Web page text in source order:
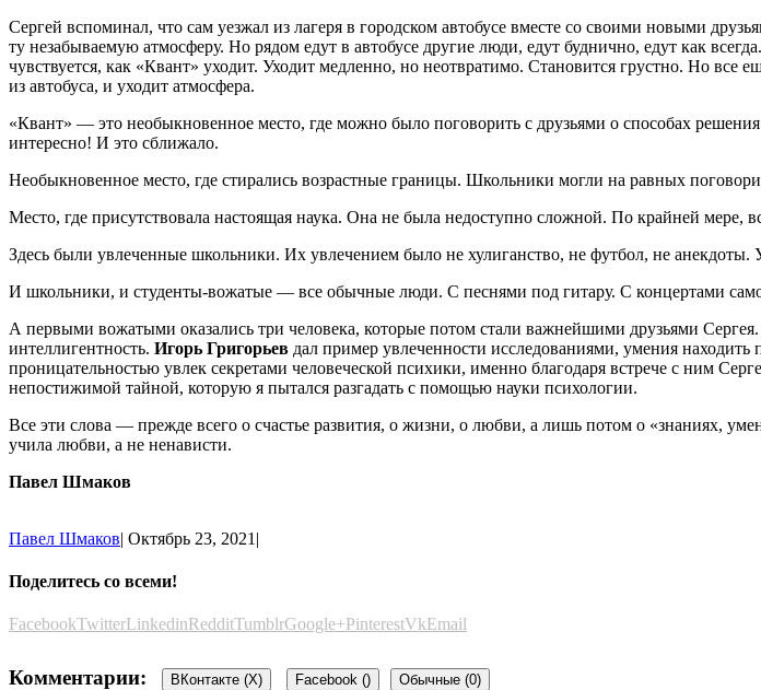
Сергей вспоминал, что сам уезжал из лагеря в городском автобусе вместе со своими новыми
ту незабываемую атмосферу. Но рядом едут в автобусе другие люди, едут буднично, едут как
чувствуется, как «Квант» уходит. Уходит медленно, но неотвратимо. Становится грустно. Но все
из автобуса, и уходит атмосфера.
«Квант» — это необыкновенное место, где можно было поговорить с друзьями о способах
интересно! И это сближало.
Необыкновенное место, где стирались возрастные границы. Школьники могли на равных
Место, где присутствовала настоящая наука. Она не была недоступно сложной. По крайней мере,
Здесь были увлеченные школьники. Их увлечением было не хулиганство, не футбол, не анекдоты.
И школьники, и студенты-вожатые — все обычные люди. С песнями под гитару. С концертами
А первыми вожатыми оказались три человека, которые потом стали важнейшими друзьями Сергея.
интеллигентность. Игорь Григорьев дал пример увлеченности исследованиями, умения находить
проницательностью увлек секретами человеческой психики, именно благодаря встрече с ним
непостижимой тайной, которую я пытался разгадать с помощью науки психологии.
Все эти слова — прежде всего о счастье развития, о жизни, о любви, а лишь потом о «знаниях,
учила любви, а не ненависти.
Павел Шмаков
Павел Шмаков| Октябрь 23, 2021 |
Поделитесь со всеми!
FacebookTwitterLinkedinRedditTumblrGoogle+PinterestVkEmail
Комментарии: ВКонтакте (X) Facebook () Обычные (0)